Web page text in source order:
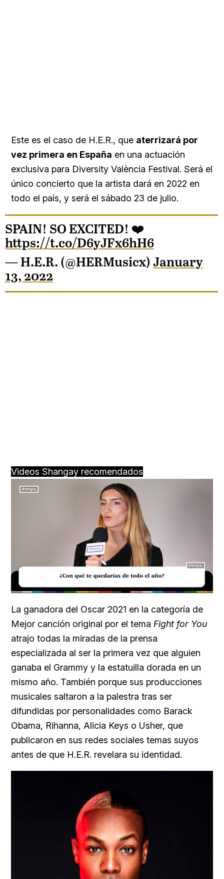
Este es el caso de H.E.R., que aterrizará por
vez primera en España en una actuación
exclusiva para Diversity València Festival. Será el
único concierto que la artista dará en 2022 en
todo el país, y será el sábado 23 de julio.
SPAIN! SO EXCITED! ❤️
https://t.co/D6yJFx6hH6
— H.E.R. (@HERMusicx) January
13, 2022
Videos Shangay recomendados
Unmute Loaded:
39.56%
La ganadora del Oscar 2021 en la categoría de
Mejor canción original por el tema Fight for You
atrajo todas la miradas de la prensa
especializada al ser la primera vez que alguien
ganaba el Grammy y la estatuilla dorada en un
mismo año. También porque sus producciones
musicales saltaron a la palestra tras ser
difundidas por personalidades como Barack
Obama, Rihanna, Alicia Keys o Usher, que
publicaron en sus redes sociales temas suyos
antes de que H.E.R. revelara su identidad.